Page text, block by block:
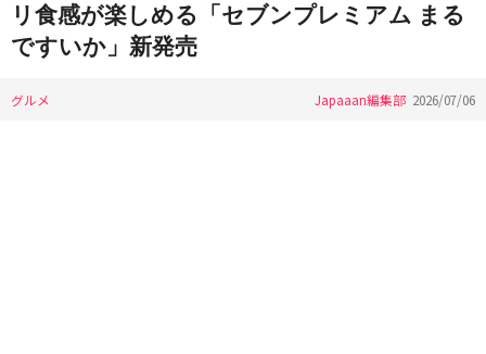
リ食感が楽しめる「セブンプレミアム まる
ですいか」新発売
グルメ Japaaan編集部 2026/07/06